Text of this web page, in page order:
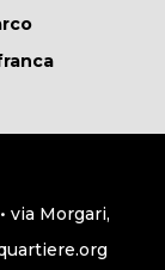
via Morgari,